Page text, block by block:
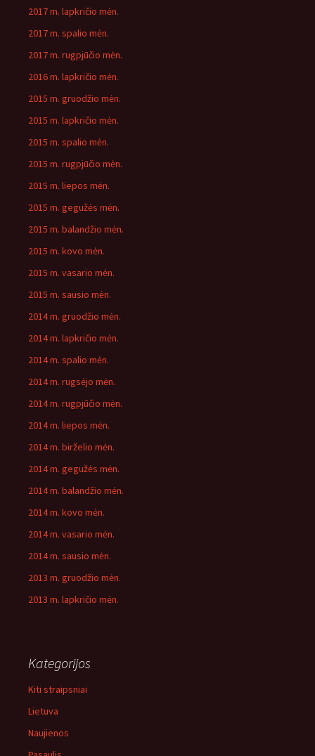
2017 m. lapkričio mėn.
2017 m. spalio mėn.
2017 m. rugpjūčio mėn.
2016 m. lapkričio mėn.
2015 m. gruodžio mėn.
2015 m. lapkričio mėn.
2015 m. spalio mėn.
2015 m. rugpjūčio mėn.
2015 m. liepos mėn.
2015 m. gegužės mėn.
2015 m. balandžio mėn.
2015 m. kovo mėn.
2015 m. vasario mėn.
2015 m. sausio mėn.
2014 m. gruodžio mėn.
2014 m. lapkričio mėn.
2014 m. spalio mėn.
2014 m. rugsėjo mėn.
2014 m. rugpjūčio mėn.
2014 m. liepos mėn.
2014 m. birželio mėn.
2014 m. gegužės mėn.
2014 m. balandžio mėn.
2014 m. kovo mėn.
2014 m. vasario mėn.
2014 m. sausio mėn.
2013 m. gruodžio mėn.
2013 m. lapkričio mėn.
Kategorijos
Kiti straipsniai
Lietuva
Naujienos